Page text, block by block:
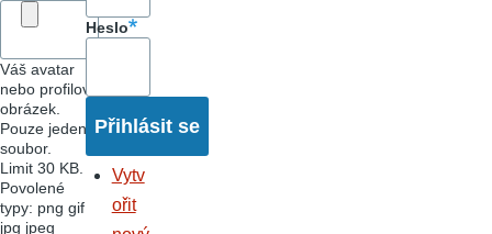
Váš avatar
nebo profilový
obrázek.
Pouze jeden
soubor.
Limit 30 KB.
Povolené
typy: png gif
jpg jpeg
Heslo
Vytv
ořit